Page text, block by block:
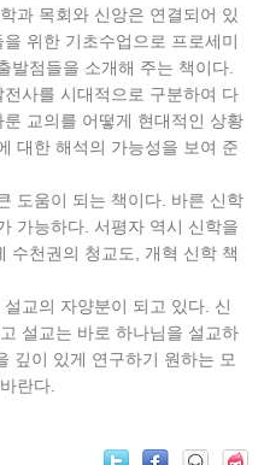
과 목회와 신앙은 연결되어 있
위한 기초수업으로 프로세미
발점들을 소개해 주는 책이다.
사를 시대적으로 구분하여 다
교의를 어떻게 현대적인 상황
대한 해석의 가능성을 보여 준
도움이 되는 책이다. 바른 신학
가능하다. 서평자 역시 신학을
수천권의 청교도, 개혁 신학 책
교의 자양분이 되고 있다. 신
설교는 바로 하나님을 설교하
깊이 있게 연구하기 원하는 모
란다.